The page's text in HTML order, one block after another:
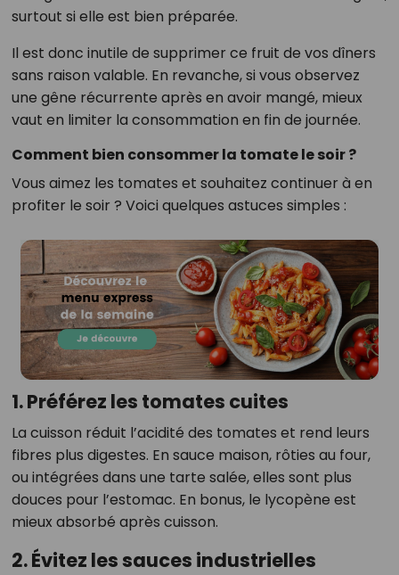
surtout si elle est bien préparée.
Il est donc inutile de supprimer ce fruit de vos dîners
sans raison valable. En revanche, si vous observez
une gêne récurrente après en avoir mangé, mieux
vaut en limiter la consommation en fin de journée.
Comment bien consommer la tomate le soir ?
Vous aimez les tomates et souhaitez continuer à en
profiter le soir ? Voici quelques astuces simples :
1. Préférez les tomates cuites
La cuisson réduit l’acidité des tomates et rend leurs
fibres plus digestes. En sauce maison, rôties au four,
ou intégrées dans une tarte salée, elles sont plus
douces pour l’estomac. En bonus, le lycopène est
mieux absorbé après cuisson.
2. Évitez les sauces industrielles